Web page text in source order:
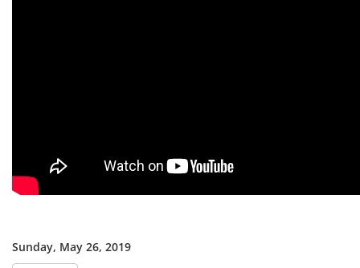
Sunday, May 26, 2019